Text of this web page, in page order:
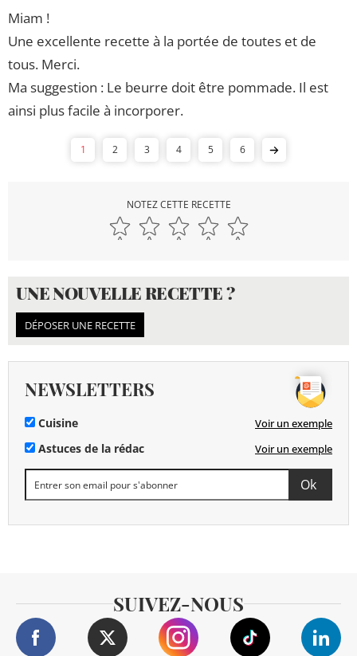
Miam !
Une excellente recette à la portée de toutes et de
tous. Merci.
Ma suggestion : Le beurre doit être pommade. Il est
ainsi plus facile à incorporer.
1 2 3 4 5 6
NOTEZ CETTE RECETTE
UNE NOUVELLE RECETTE ?
DÉPOSER UNE RECETTE
NEWSLETTERS
Cuisine Voir un exemple
Astuces de la rédac Voir un exemple
SUIVEZ-NOUS